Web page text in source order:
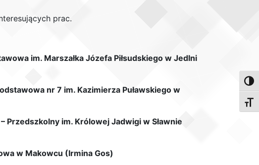
prac.
im. Marszałka Józefa Piłsudskiego w Jedlni
nr 7 im. Kazimierza Puławskiego w
Przedszkolny im. Królowej Jadwigi w Sławnie
w Makowcu (Irmina Gos)